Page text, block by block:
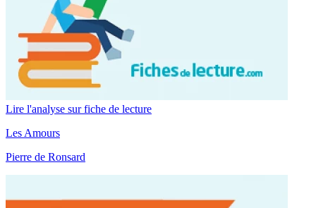
Lire l'analyse sur fiche de lecture
Les Amours
Pierre de Ronsard